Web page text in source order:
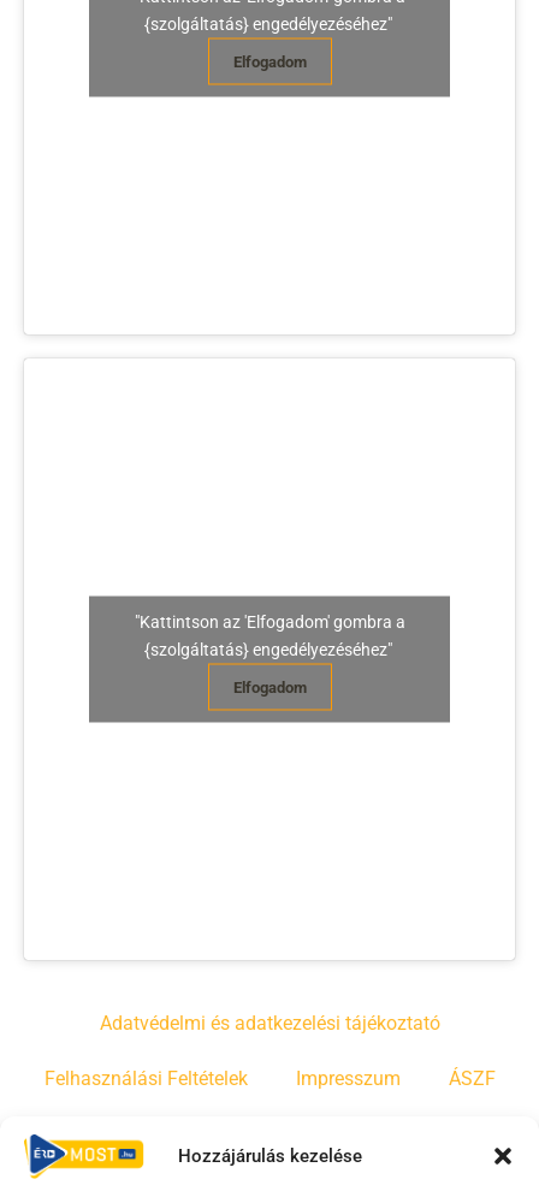
Hozzájárulás kezelése
{szolgáltatás} engedélyezéséhez"
Elfogadom
"Kattintson az 'Elfogadom' gombra a
{szolgáltatás} engedélyezéséhez"
Elfogadom
Adatvédelmi és adatkezelési tájékoztató
Felhasználási Feltételek Impresszum ÁSZF
Irányelvek